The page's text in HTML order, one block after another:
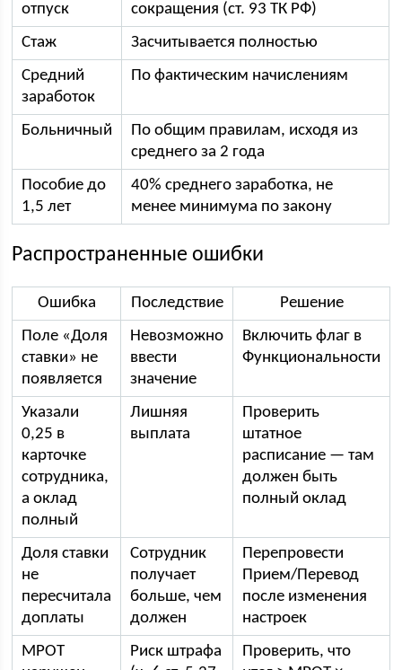
отпуск
сокращения (ст. 93 ТК РФ)
Стаж
Засчитывается полностью
Средний
заработок
По фактическим начислениям
Больничный
По общим правилам, исходя из
среднего за 2 года
Пособие до
1,5 лет
40% среднего заработка, не
менее минимума по закону
Распространенные ошибки
Ошибка Последствие
Решение
Поле «Доля
ставки» не
появляется
Невозможно
ввести
значение
Включить флаг в
Функциональности
Указали
0,25 в
карточке
сотрудника,
а оклад
полный
Лишняя
выплата
Проверить
штатное
расписание — там
должен быть
полный оклад
Доля ставки
не
пересчитала
доплаты
Сотрудник
получает
больше, чем
должен
Перепровести
Прием/Перевод
после изменения
настроек
МРОТ
Риск штрафа
Проверить, что